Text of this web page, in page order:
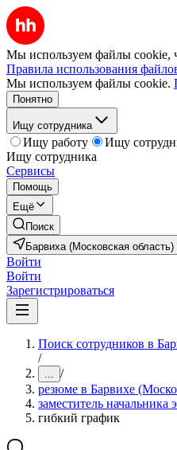
Мы используем файлы cookie,
Правила использования
Мы используем файлы cookie.
Понятно
Ищу сотрудника
Ищу работу
Ищу
Ищу сотрудника
Сервисы
Помощь
Ещё
Поиск
Барвиха (Московская область)
Войти
Войти
Зарегистрироваться
Поиск сотрудников в
/
... /
резюме в Барвихе
заместитель начальника
гибкий график